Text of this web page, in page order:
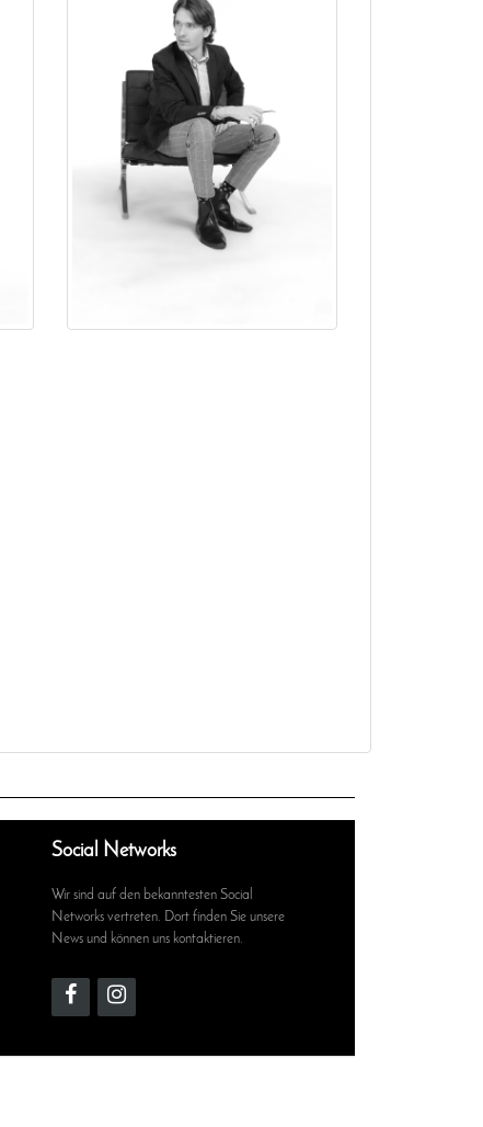
Social Networks
Wir sind auf den bekanntesten Social
Networks vertreten. Dort finden Sie unsere
News und können uns kontaktieren.